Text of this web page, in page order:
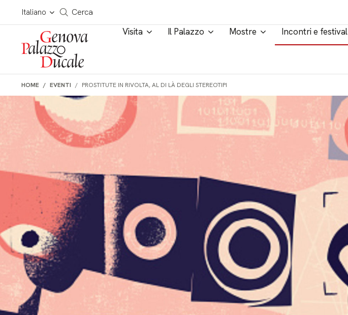
Salta al contenuto
Italiano
Cerca in tutto il sito
Cerca
Visita Il Palazzo Mostre Incontri e festival
HOME EVENTI PROSTITUTE IN RIVOLTA, AL DI LÀ DEGLI STEREOTIPI